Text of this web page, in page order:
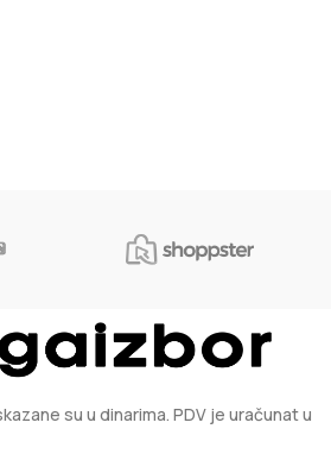
su u dinarima. PDV je uračunat u